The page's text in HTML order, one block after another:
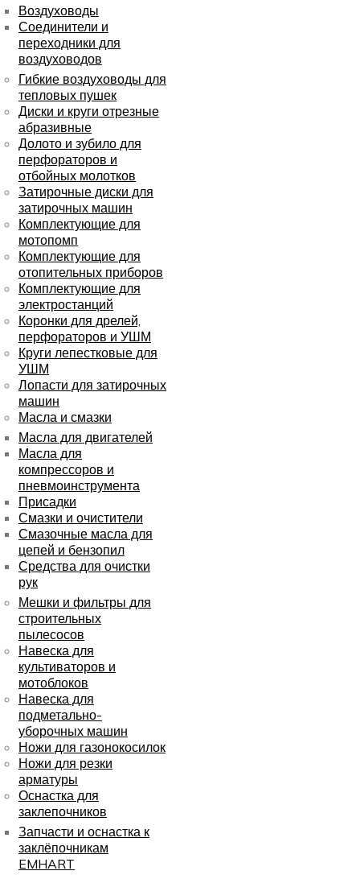
Воздуховоды
Соединители и
переходники для
воздуховодов
Гибкие воздуховоды для
тепловых пушек
Диски и круги отрезные
абразивные
Долото и зубило для
перфораторов и
отбойных молотков
Затирочные диски для
затирочных машин
Комплектующие для
мотопомп
Комплектующие для
отопительных приборов
Комплектующие для
электростанций
Коронки для дрелей,
перфораторов и УШМ
Круги лепестковые для
УШМ
Лопасти для затирочных
машин
Масла и смазки
Масла для двигателей
Масла для
компрессоров и
пневмоинструмента
Присадки
Смазки и очистители
Смазочные масла для
цепей и бензопил
Средства для очистки
рук
Мешки и фильтры для
строительных
пылесосов
Навеска для
культиваторов и
мотоблоков
Навеска для
подметально-
уборочных машин
Ножи для газонокосилок
Ножи для резки
арматуры
Оснастка для
заклепочников
Запчасти и оснастка к
заклёпочникам
EMHART